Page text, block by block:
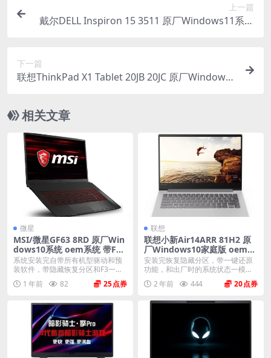
上一篇
戴尔DELL Inspiron 15 3511 原厂Windows11系统
下一篇
联想ThinkPad X1 Tablet 20JB 20JC 原厂Windows1
相关文章
微星
MSI/微星GF63 8RD 原厂Win
dows10系统 oem系统 带F3
一键恢复
系统安装完自带所有机型驱动和预
装软件，带隐藏恢复分区和F3一键
还原，恢复到新机开...
1 年前 82 25
联想
联想小新Air14ARR 81H2 原
厂Windows10家庭版 oem系
统镜像下载
安装完恢复隐藏分区，带一键还原
功能，和出厂时的系统状态一模一
样。 机型(MTM)...
2 年前 444 20